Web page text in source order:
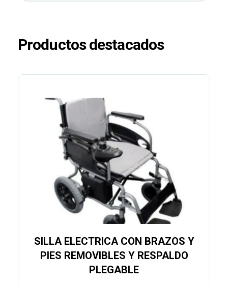
Productos destacados
SILLA ELECTRICA CON BRAZOS Y
PIES REMOVIBLES Y RESPALDO
PLEGABLE